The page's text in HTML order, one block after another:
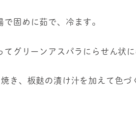
固めに茹で、冷ます。
グリーンアスパラにらせん状
き、板麩の漬け汁を加えて色づ